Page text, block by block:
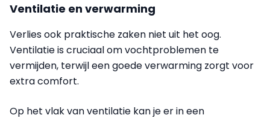
Ventilatie en verwarming
Verlies ook praktische zaken niet uit het oog.
Ventilatie is cruciaal om vochtproblemen te
vermijden, terwijl een goede verwarming zorgt voor
extra comfort.
Op het vlak van ventilatie kan je er in een